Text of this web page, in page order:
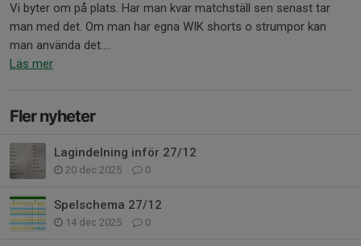
Vi byter om på plats. Har man kvar matchställ sen senast tar
man med det. Om man har egna WIK shorts o strumpor kan
man använda det....
Läs mer
Fler nyheter
Lagindelning inför 27/12
20 dec 2025 0
Spelschema 27/12
14 dec 2025 0